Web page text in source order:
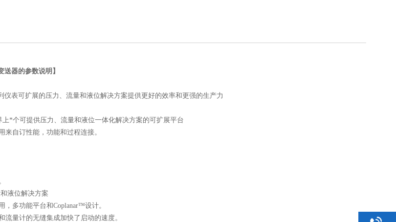
送器的参数说明】
仪表可扩展的压力、流量和液位解决方案提供更好的效率和更强的生产力
上*个可提供压力、流量和液位一体化解决方案的可扩展平台
来自订性能，功能和过程连接。
液位解决方案
，多功能平台和Coplanar™设计。
流量计的无缝集成加快了启动的速度。